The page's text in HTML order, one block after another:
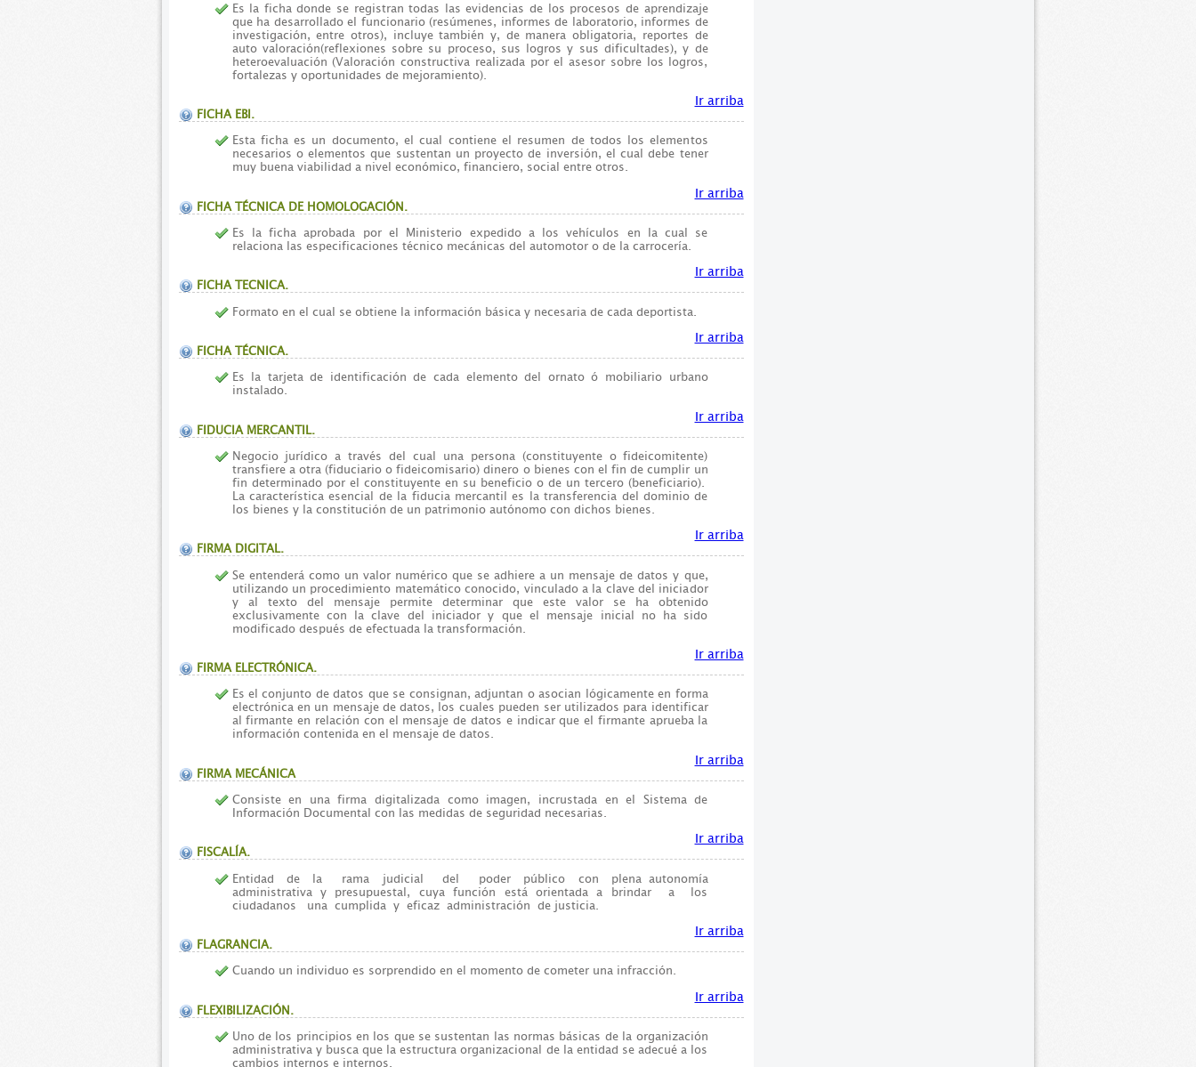
Es la ficha donde se registran todas las evidencias de los procesos de aprendizaje
que ha desarrollado el funcionario (resúmenes, informes de laboratorio, informes de
investigación, entre otros), incluye también y, de manera obligatoria, reportes de
auto valoración(reflexiones sobre su proceso, sus logros y sus dificultades), y de
heteroevaluación (Valoración constructiva realizada por el asesor sobre los logros,
fortalezas y oportunidades de mejoramiento).
Ir arriba
FICHA EBI.
Esta ficha es un documento, el cual contiene el resumen de todos los elementos
necesarios o elementos que sustentan un proyecto de inversión, el cual debe tener
muy buena viabilidad a nivel económico, financiero, social entre otros.
Ir arriba
FICHA TÉCNICA DE HOMOLOGACIÓN.
Es la ficha aprobada por el Ministerio expedido a los vehículos en la cual se
relaciona las especificaciones técnico mecánicas del automotor o de la carrocería.
Ir arriba
FICHA TECNICA.
Formato en el cual se obtiene la información básica y necesaria de cada deportista.
Ir arriba
FICHA TÉCNICA.
Es la tarjeta de identificación de cada elemento del ornato ó mobiliario urbano
instalado.
Ir arriba
FIDUCIA MERCANTIL.
Negocio jurídico a través del cual una persona (constituyente o fideicomitente)
transfiere a otra (fiduciario o fideicomisario) dinero o bienes con el fin de cumplir un
fin determinado por el constituyente en su beneficio o de un tercero (beneficiario).
La característica esencial de la fiducia mercantil es la transferencia del dominio de
los bienes y la constitución de un patrimonio autónomo con dichos bienes.
Ir arriba
FIRMA DIGITAL.
Se entenderá como un valor numérico que se adhiere a un mensaje de datos y que,
utilizando un procedimiento matemático conocido, vinculado a la clave del iniciador
y al texto del mensaje permite determinar que este valor se ha obtenido
exclusivamente con la clave del iniciador y que el mensaje inicial no ha sido
modificado después de efectuada la transformación.
Ir arriba
FIRMA ELECTRÓNICA.
Es el conjunto de datos que se consignan, adjuntan o asocian lógicamente en forma
electrónica en un mensaje de datos, los cuales pueden ser utilizados para identificar
al firmante en relación con el mensaje de datos e indicar que el firmante aprueba la
información contenida en el mensaje de datos.
Ir arriba
FIRMA MECÁNICA
Consiste en una firma digitalizada como imagen, incrustada en el Sistema de
Información Documental con las medidas de seguridad necesarias.
Ir arriba
FISCALÍA.
Entidad de la rama judicial del poder público con plena autonomía
administrativa y presupuestal, cuya función está orientada a brindar a los
ciudadanos una cumplida y eficaz administración de justicia.
Ir arriba
FLAGRANCIA.
Cuando un individuo es sorprendido en el momento de cometer una infracción.
Ir arriba
FLEXIBILIZACIÓN.
Uno de los principios en los que se sustentan las normas básicas de la organización
administrativa y busca que la estructura organizacional de la entidad se adecué a los
cambios internos e internos.